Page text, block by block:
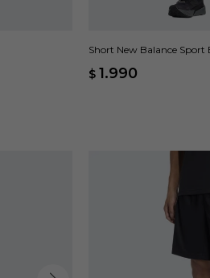
Short New Balance Sport
$ 1.990